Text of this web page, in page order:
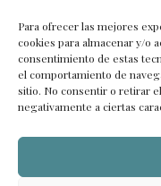
Para ofrecer las mejores
cookies para almacenar y/o
consentimiento de estas
el comportamiento de
sitio. No consentir o retirar
negativamente a ciertas
Horarios
Lunes – Viernes
9:00 – 14:00 |